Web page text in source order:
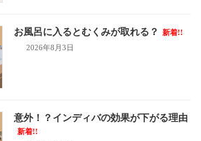
お風呂に入るとむくみが取れる？
新着!!
2026年8月3日
意外！？インディバの効果が下がる理由
新着!!